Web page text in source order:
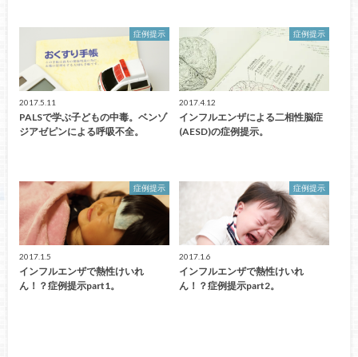
症例提示
2017.5.11
PALSで学ぶ子どもの中毒。ベンゾ
ジアゼピンによる呼吸不全。
症例提示
2017.4.12
インフルエンザによる二相性脳症
(AESD)の症例提示。
症例提示
2017.1.5
インフルエンザで熱性けいれ
ん！？症例提示part1。
症例提示
2017.1.6
インフルエンザで熱性けいれ
ん！？症例提示part2。